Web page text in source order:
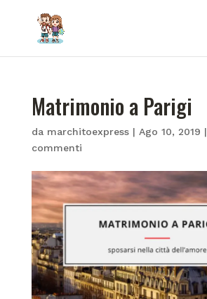
Matrimonio a Parigi
da marchitoexpress| Ago 10, 2019 |
commenti